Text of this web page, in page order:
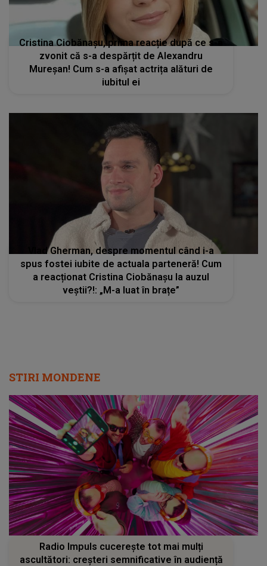
Cristina Ciobănașu, prima reacție după ce s-a
zvonit că s-a despărțit de Alexandru
Mureșan! Cum s-a afișat actrița alături de
iubitul ei
Vlad Gherman, despre momentul când i-a
spus fostei iubite de actuala parteneră! Cum
a reacționat Cristina Ciobănașu la auzul
veștii?!: „M-a luat în brațe”
STIRI MONDENE
Radio Impuls cucerește tot mai mulți
ascultători: creșteri semnificative în audiență